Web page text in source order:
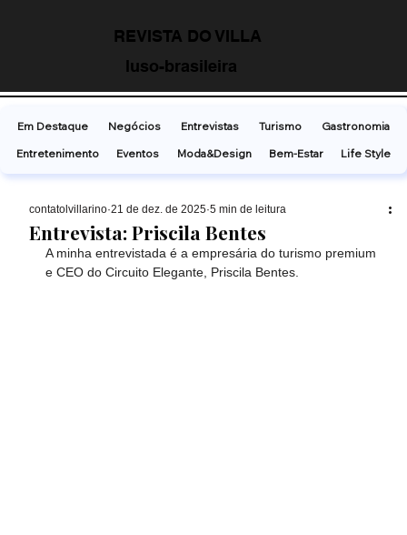
REVISTA DO VILLA
luso-brasileira
Entrevista: Priscila Bentes
contatolvillarino 21 de dez. de 2025 5 min de leitura
A minha entrevistada é a empresária do turismo premium
e CEO do Circuito Elegante, Priscila Bentes.
Em Destaque Negócios Entrevistas Turismo
Gastronomia
Entretenimento
Eventos Moda&Design Bem-Estar Life Style